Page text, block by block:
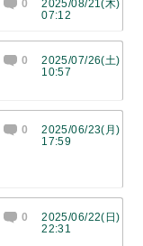
0
2025/08/21(木)
07:12
0
2025/07/26(土)
10:57
0
2025/06/23(月)
17:59
0
2025/06/22(日)
22:31